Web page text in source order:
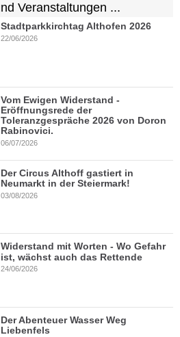
Veranstaltungen ...
Stadtparkkirchtag Althofen 2026
22/06/2026
Vom Ewigen Widerstand -
Eröffnungsrede der
Toleranzgespräche 2026 von Doron
Rabinovici.
06/07/2026
Der Circus Althoff gastiert in
Neumarkt in der Steiermark!
03/08/2026
Widerstand mit Worten - Wo Gefahr
ist, wächst auch das Rettende
24/06/2026
Der Abenteuer Wasser Weg
Liebenfels